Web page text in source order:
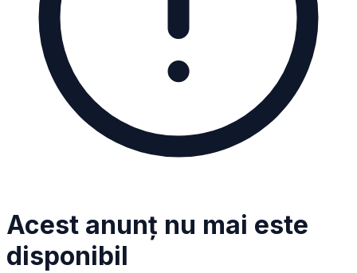
Acest anunț nu mai este
disponibil